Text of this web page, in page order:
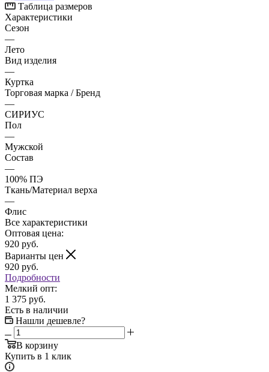
Таблица размеров
Характеристики
Сезон
—
Лето
Вид изделия
—
Куртка
Торговая марка / Бренд
—
СИРИУС
Пол
—
Мужской
Состав
—
100% ПЭ
Ткань/Материал верха
—
Флис
Все характеристики
Оптовая цена:
920 руб.
Варианты цен
920 руб.
Подробности
Мелкий опт:
1 375 руб.
Есть в наличии
Нашли дешевле?
В корзину
Купить в 1 клик